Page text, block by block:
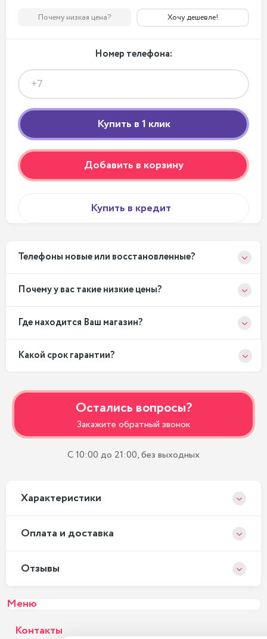
Почему низкая цена? Хочу дешевле!
Номер телефона:
Добавить в корзину
Купить в кредит
Телефоны новые или восстановленные?
Почему у вас такие низкие цены?
Где находится Ваш магазин?
Какой срок гарантии?
Остались вопросы?
Закажите обратный звонок
С 10:00 до 21:00, без выходных
Xарактеристики
Оплата и доставка
Отзывы
Меню
Контакты